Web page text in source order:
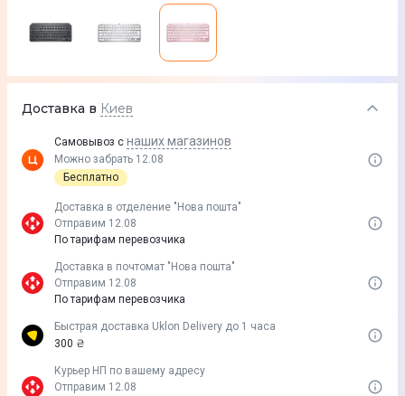
Доставка в Киев
Самовывоз с наших магазинов
Можно забрать 12.08
Бесплатно
Доставка в отделение "Нова пошта"
Отправим 12.08
По тарифам перевозчика
Доставка в почтомат "Нова пошта"
Отправим 12.08
По тарифам перевозчика
Быстрая доставка Uklon Delivery до 1 часа
300 ₴
Курьер НП по вашему адресу
Отправим 12.08